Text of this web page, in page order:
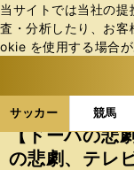
当サイトでは当社の
査・分析したり、お
okie を使⽤する場合
サッカー 競馬
ス
ポ
ル
サッカーの記
【ドーハの悲
の悲劇、テレ